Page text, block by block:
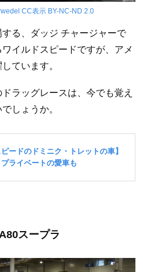
CC表示 BY-NC-ND 2.0
る、ダッジ チャージャーで
イルドスピードですが、アメ
ています。
ラッグレースは、今でも覚え
しょうか。
スープラ